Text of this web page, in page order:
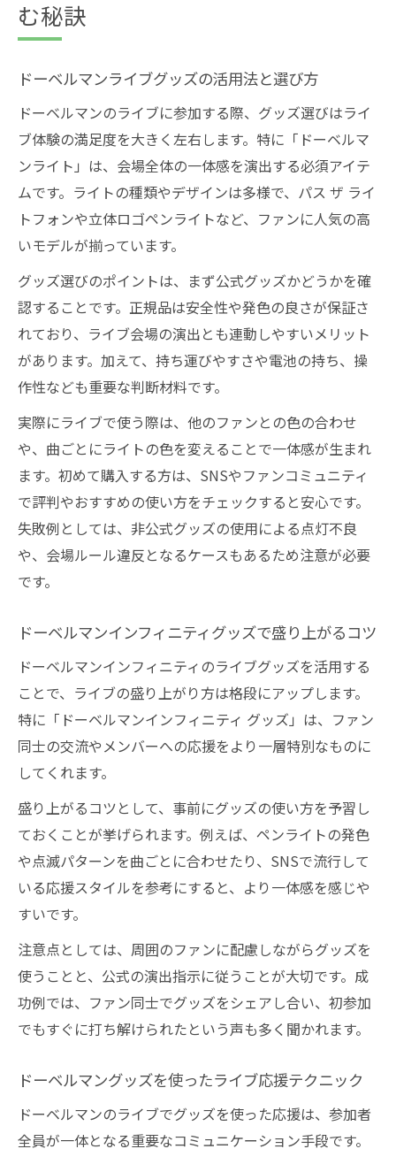
む秘訣
ドーベルマンライブグッズの活用法と選び方
ドーベルマンのライブに参加する際、グッズ選びはライ
ブ体験の満足度を大きく左右します。特に「ドーベルマ
ンライト」は、会場全体の一体感を演出する必須アイテ
ムです。ライトの種類やデザインは多様で、パス ザ ライ
トフォンや立体ロゴペンライトなど、ファンに人気の高
いモデルが揃っています。
グッズ選びのポイントは、まず公式グッズかどうかを確
認することです。正規品は安全性や発色の良さが保証さ
れており、ライブ会場の演出とも連動しやすいメリット
があります。加えて、持ち運びやすさや電池の持ち、操
作性なども重要な判断材料です。
実際にライブで使う際は、他のファンとの色の合わせ
や、曲ごとにライトの色を変えることで一体感が生まれ
ます。初めて購入する方は、SNSやファンコミュニティ
で評判やおすすめの使い方をチェックすると安心です。
失敗例としては、非公式グッズの使用による点灯不良
や、会場ルール違反となるケースもあるため注意が必要
です。
ドーベルマンインフィニティグッズで盛り上がるコツ
ドーベルマンインフィニティのライブグッズを活用する
ことで、ライブの盛り上がり方は格段にアップします。
特に「ドーベルマンインフィニティ グッズ」は、ファン
同士の交流やメンバーへの応援をより一層特別なものに
してくれます。
盛り上がるコツとして、事前にグッズの使い方を予習し
ておくことが挙げられます。例えば、ペンライトの発色
や点滅パターンを曲ごとに合わせたり、SNSで流行して
いる応援スタイルを参考にすると、より一体感を感じや
すいです。
注意点としては、周囲のファンに配慮しながらグッズを
使うことと、公式の演出指示に従うことが大切です。成
功例では、ファン同士でグッズをシェアし合い、初参加
でもすぐに打ち解けられたという声も多く聞かれます。
ドーベルマングッズを使ったライブ応援テクニック
ドーベルマンのライブでグッズを使った応援は、参加者
全員が一体となる重要なコミュニケーション手段です。